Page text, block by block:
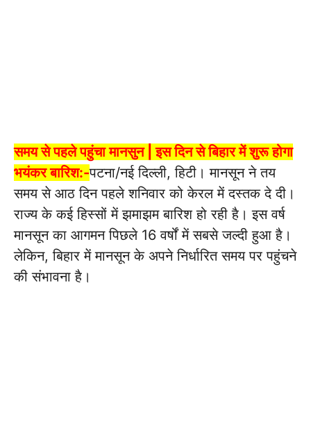
समय से पहले पहुंचा मानसुन | इस दिन से बिहार में शुरू होगा
भयंकर बारिश:-पटना/नई दिल्ली, हिटी। मानसून ने तय
समय से आठ दिन पहले शनिवार को केरल में दस्तक दे दी।
राज्य के कई हिस्सों में झमाझम बारिश हो रही है। इस वर्ष
मानसून का आगमन पिछले 16 वर्षों में सबसे जल्दी हुआ है।
लेकिन, बिहार में मानसून के अपने निर्धारित समय पर पहुंचने
की संभावना है।